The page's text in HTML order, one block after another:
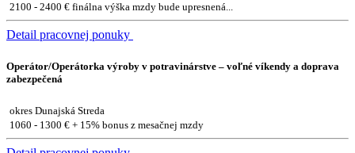
2100 - 2400 € finálna výška mzdy bude upresnená...
Detail pracovnej ponuky
Operátor/Operátorka výroby v potravinárstve – voľné víkendy a doprava
zabezpečená
okres Dunajská Streda
1060 - 1300 € + 15% bonus z mesačnej mzdy